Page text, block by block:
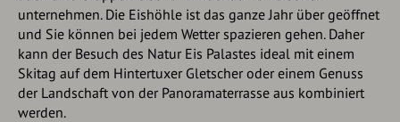
unternehmen. Die Eishöhle ist das ganze Jahr über geöffnet
und Sie können bei jedem Wetter spazieren gehen. Daher
kann der Besuch des Natur Eis Palastes ideal mit einem
Skitag auf dem Hintertuxer Gletscher oder einem Genuss
der Landschaft von der Panoramaterrasse aus kombiniert
werden.